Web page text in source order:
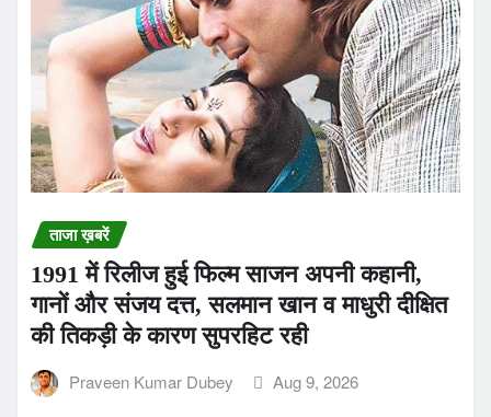
ताजा ख़बरें
1991 में रिलीज हुई फिल्म साजन अपनी कहानी,
गानों और संजय दत्त, सलमान खान व माधुरी दीक्षित
की तिकड़ी के कारण सुपरहिट रही
Praveen Kumar Dubey Aug 9, 2026